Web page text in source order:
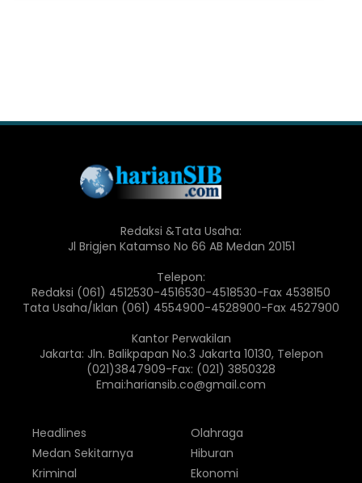
Redaksi &Tata Usaha:
Jl Brigjen Katamso No 66 AB Medan 20151
Telepon:
Redaksi (061) 4512530-4516530-4518530-Fax 4538150
Tata Usaha/Iklan (061) 4554900-4528900-Fax 4527900
Kantor Perwakilan
Jakarta: Jln. Balikpapan No.3 Jakarta 10130, Telepon
(021)3847909-Fax: (021) 3850328
Emai:hariansib.co@gmail.com
Headlines
Medan Sekitarnya
Kriminal
Olahraga
Hiburan
Ekonomi